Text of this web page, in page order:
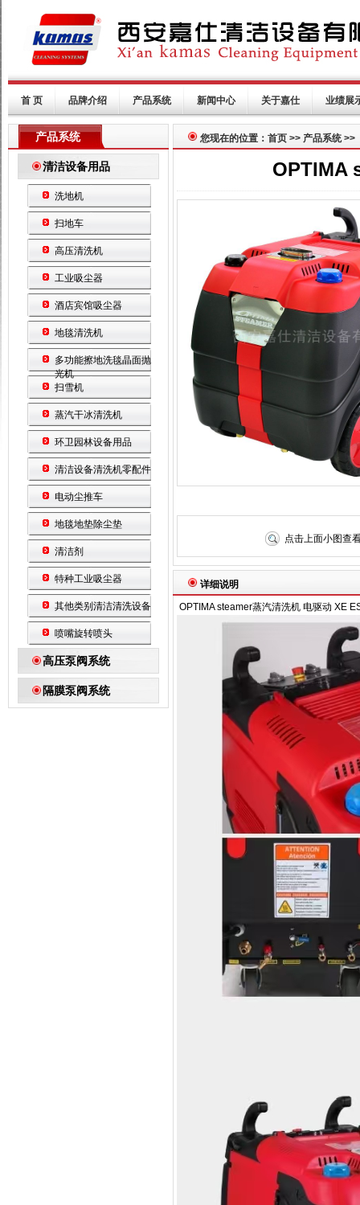
首 页 品牌介绍 产品系统 新闻中心 关于嘉仕 业绩展
产品系统
清洁设备用品
洗地机
扫地车
高压清洗机
工业吸尘器
酒店宾馆吸尘器
地毯清洗机
多功能擦地洗毯晶面抛
光机
扫雪机
蒸汽干冰清洗机
环卫园林设备用品
清洁设备清洗机零配件
电动尘推车
地毯地垫除尘垫
清洁剂
特种工业吸尘器
其他类别清洁清洗设备
喷嘴旋转喷头
高压泵阀系统
隔膜泵阀系统
您现在的位置：首页 >> 产品系统 >>
OPTIMA
点击上面小图查
详细说明
OPTIMA steamer蒸汽清洗机 电驱动 XE